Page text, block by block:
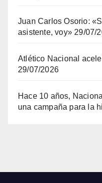
Juan Carlos Osorio:
asistente, voy» 29/07/
Atlético Nacional
29/07/2026
Hace 10 años,
una campaña para la